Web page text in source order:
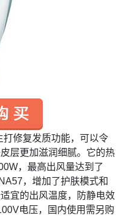
打修复发质功能，可以令
层更加滋润细腻。它的热
，最高出风量达到了
，增加了护肤模式和
宜的出风温度，防静电效
电压，国内使用需另购